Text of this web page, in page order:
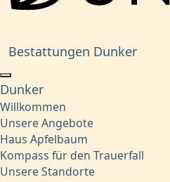
Bestattungen Dunker
Dunker
Willkommen
Unsere Angebote
Haus Apfelbaum
Kompass für den Trauerfall
Unsere Standorte